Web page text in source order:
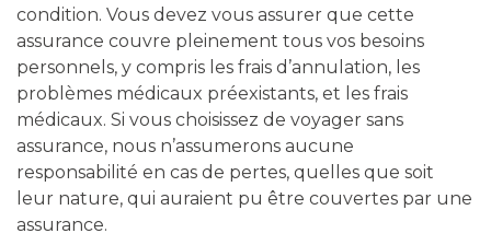
condition. Vous devez vous assurer que cette
assurance couvre pleinement tous vos besoins
personnels, y compris les frais d’annulation, les
problèmes médicaux préexistants, et les frais
médicaux. Si vous choisissez de voyager sans
assurance, nous n’assumerons aucune
responsabilité en cas de pertes, quelles que soit
leur nature, qui auraient pu être couvertes par une
assurance.